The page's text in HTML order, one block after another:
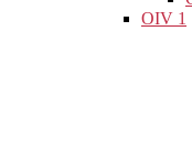
OIV 1